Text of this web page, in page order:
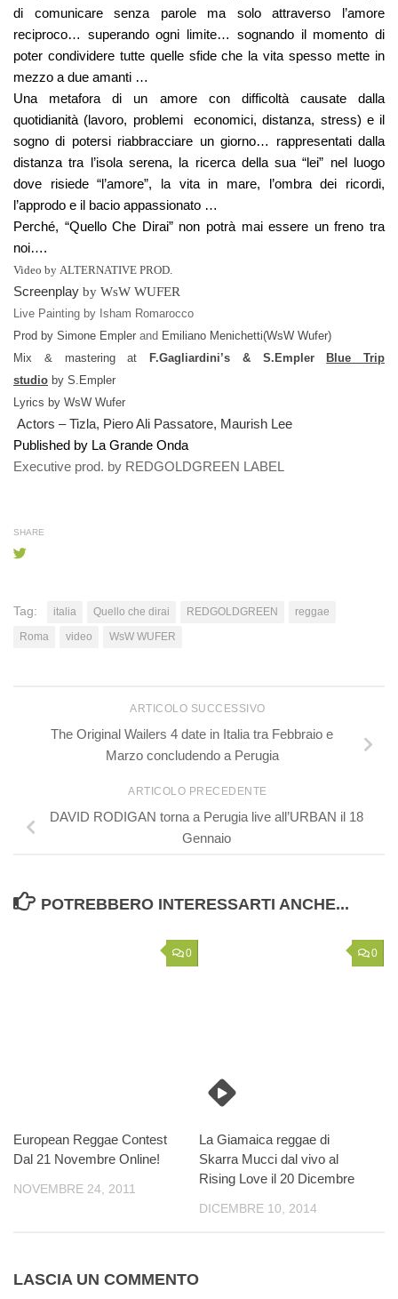
di comunicare senza parole ma solo attraverso l’amore
reciproco… superando ogni limite… sognando il momento di
poter condividere tutte quelle sfide che la vita spesso mette in
mezzo a due amanti …
Una metafora di un amore con difficoltà causate dalla
quotidianità (lavoro, problemi economici, distanza, stress) e il
sogno di potersi riabbracciare un giorno… rappresentati dalla
distanza tra l’isola serena, la ricerca della sua “lei” nel luogo
dove risiede “l’amore”, la vita in mare, l’ombra dei ricordi,
l’approdo e il bacio appassionato …
Perché, “Quello Che Dirai” non potrà mai essere un freno tra
noi….
Video by ALTERNATIVE PROD.
Screenplay by WsW WUFER
Live Painting by Isham Romarocco
Prod by Simone Empler and Emiliano Menichetti(WsW Wufer)
Mix & mastering at F.Gagliardini’s & S.Empler
Blue Trip
studio by S.Empler
Lyrics by WsW Wufer
Actors –Tizla, Piero Ali Passatore, Maurish Lee
Published by La Grande Onda
Executive prod. by REDGOLDGREEN LABEL
SHARE
Tag: italia Quello che dirai REDGOLDGREEN
reggae
Roma
video WsW WUFER
ARTICOLO SUCCESSIVO
The Original Wailers 4 date in Italia tra Febbraio e
Marzo concludendo a Perugia
ARTICOLO PRECEDENTE
DAVID RODIGAN torna a Perugia live all’URBAN il 18
Gennaio
POTREBBERO INTERESSARTI ANCHE...
0
European Reggae Contest
Dal 21 Novembre Online!
NOVEMBRE 24, 2011
0
La Giamaica reggae di
Skarra Mucci dal vivo al
Rising Love il 20 Dicembre
DICEMBRE 10, 2014
LASCIA UN COMMENTO